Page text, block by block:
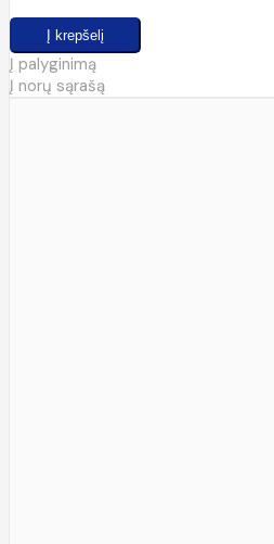
Į palyginimą
Į norų sąrašą